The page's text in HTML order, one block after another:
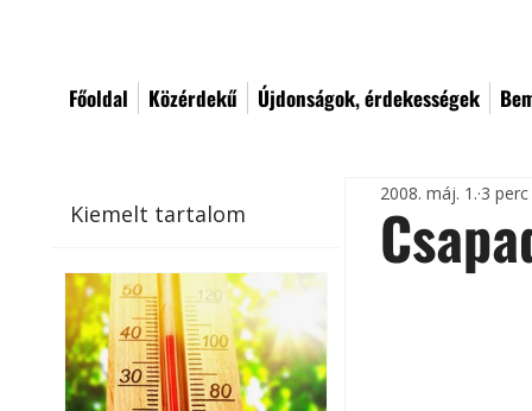
Főoldal Közérdekű Újdonságok, érdekességek
Kiemelt tartalom
2008. máj. 1. 3